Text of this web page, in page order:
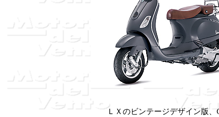
ＬＸのビンテージデザイン版